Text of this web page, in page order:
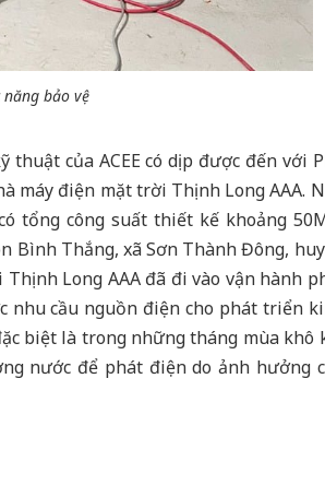
bảo vệ
của ACEE có dịp được đến với
máy điện mặt trời Thịnh Long AAA.
tổng công suất thiết kế khoảng
Bình Thắng, xã Sơn Thành Đông,
Long AAA đã đi vào vận hành
nhu cầu nguồn điện cho phát triển
biệt là trong những tháng mùa khô
nước để phát điện do ảnh hưởng